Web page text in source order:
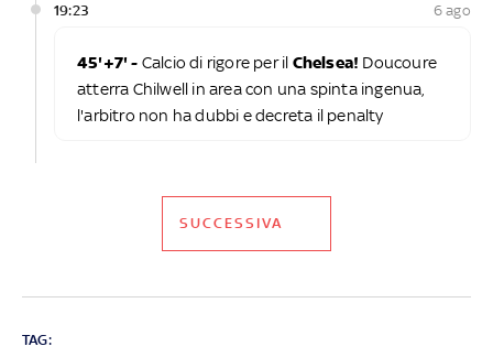
19:23 6 ago
45'+7' - Calcio di rigore per il Chelsea! Doucoure
atterra Chilwell in area con una spinta ingenua,
l'arbitro non ha dubbi e decreta il penalty
SUCCESSIVA
TAG: